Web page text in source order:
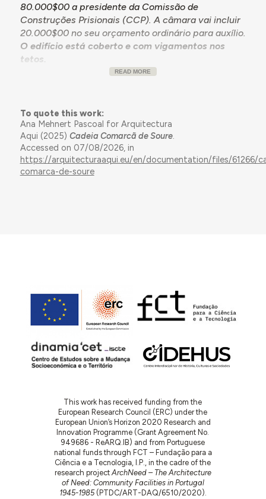
80.000$00 a presidente da Comissão de
Construções Prisionais (CCP). A câmara vai incluir
20.000$00 no seu orçamento ordinário para auxílio.
O edifício está coberto e com vigamentos nos
tetos.
: Ofício do engenheiro delegado CCP
elaborado um plano por essa comissão para a
construção de qualquer cadeia no país, tornando-
se necessário que os técnicos verifiquem que o
caso de Soure obedece às prescrições legais
Apenas poderão responder após aprovação dos
1938.06.13: José Beato solicita ao presidente da
CCP a conclusão do edifício da cadeia,
uma “obra
absolutamente indispensável, vistas as péssimas
condições técnicas e, sobretudo, higiénicas da
antiga cadeia, pardieiro insalubre, sem ar e sem
trinta presos”, para que se evite que fique em
ruína por incapacidade financeira para terminá-
1938.07.14: José Beato envia o projeto do edifício
da cadeia ao presidente da CCP e uma resenha do
estado da construção.
1939.12.09: A CCP solicita dados sobre o estudo da
READ MORE
To quote this work:
Ana Mehnert Pascoal for Arquitectura
Aqui (2025) Cadeia Comarcã de Soure.
Accessed on 07/08/2026, in
https://arquitecturaaqui.eu/en/documentation/files/61266/
comarca-de-soure
This work has received funding from the
European Research Council (ERC) under the
European Union’s Horizon 2020 Research and
Innovation Programme (Grant Agreement No.
949686 - ReARQ.IB) and from Portuguese
national funds through FCT – Fundação para a
Ciência e a Tecnologia, I.P., in the cadre of the
research projectArchNeed – The Architecture
of Need: Community Facilities in Portugal
1945-1985(PTDC/ART-DAQ/6510/2020).